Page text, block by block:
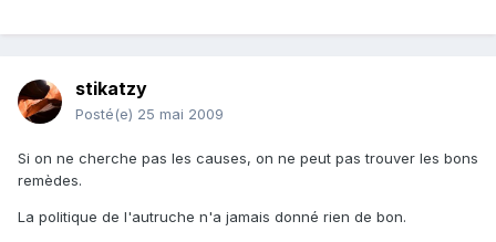
stikatzy
Posté(e) 25 mai 2009
Si on ne cherche pas les causes, on ne peut pas trouver les bons
remèdes.
La politique de l'autruche n'a jamais donné rien de bon.